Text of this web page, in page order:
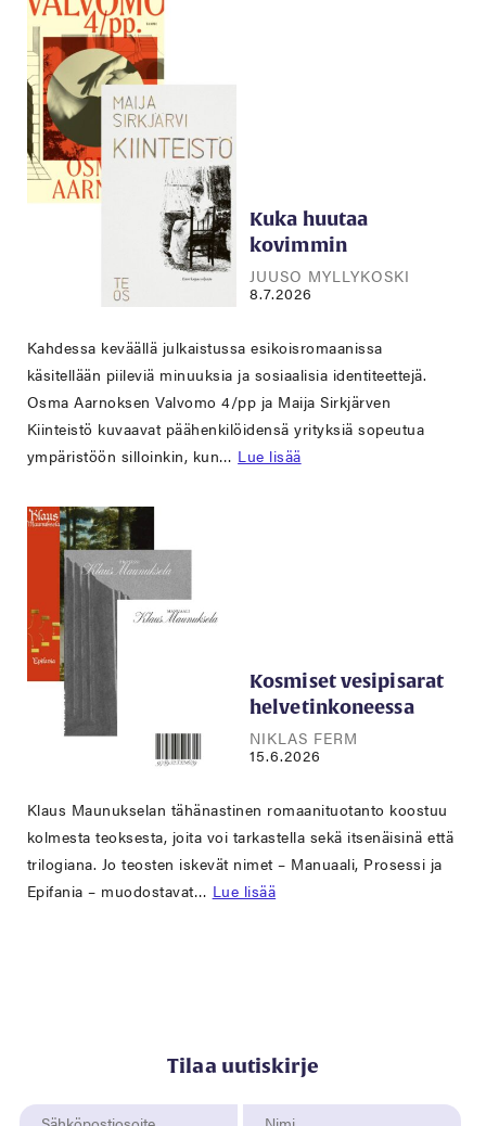
Kuka huutaa
kovimmin
JUUSO MYLLYKOSKI
8.7.2026
Kahdessa keväällä julkaistussa esikoisromaanissa
käsitellään piileviä minuuksia ja sosiaalisia identiteettejä.
Osma Aarnoksen Valvomo 4/pp ja Maija Sirkjärven
Kiinteistö kuvaavat päähenkilöidensä yrityksiä sopeutua
ympäristöön silloinkin, kun… Lue lisää
Kosmiset vesipisarat
helvetinkoneessa
NIKLAS FERM
15.6.2026
Klaus Maunukselan tähänastinen romaanituotanto koostuu
kolmesta teoksesta, joita voi tarkastella sekä itsenäisinä että
trilogiana. Jo teosten iskevät nimet – Manuaali, Prosessi ja
Epifania – muodostavat… Lue lisää
Tilaa uutiskirje